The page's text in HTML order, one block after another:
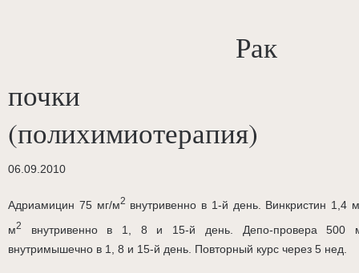
Рак
почки
(полихимиотерапия)
06.09.2010
Адриамицин 75 мг/м2 внутривенно в 1-й день. Винкристин 1,4
м2
внутривенно в 1, 8 и 15-й день. Депо-провера 500
внутримышечно в 1, 8 и 15-й день. Повторный курс через 5 нед.